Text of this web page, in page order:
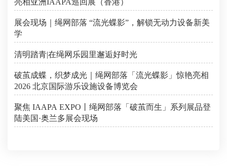
展会现场｜绳网部落 “流光蝶影”，解锁无动力设备新美
学
清明踏青|在绳网乐园里邂逅好时光
破茧成蝶，织梦成光｜绳网部落「流光蝶影」惊艳亮相
2026 北京国际游乐设施设备博览会
聚焦 IAAPA EXPO丨绳网部落「破茧而生」系列展品登
陆美国·奥兰多展会现场